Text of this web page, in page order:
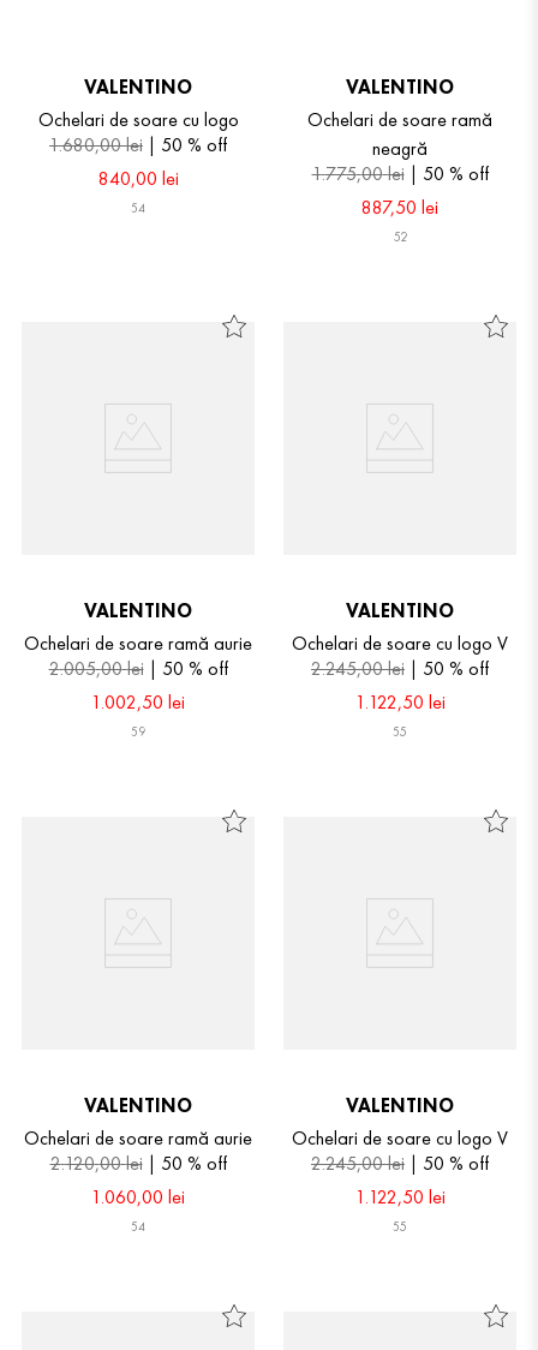
VALENTINO
Ochelari de soare cu logo
1.680,00lei 50 % off
840,00 lei
54
VALENTINO
Ochelari de soare ramă
neagră
1.775,00lei 50 % off
887,50 lei
52
VALENTINO
Ochelari de soare ramă aurie
2.005,00lei 50 % off
1.002,50 lei
59
VALENTINO
Ochelari de soare cu logo V
2.245,00lei 50 % off
1.122,50 lei
55
VALENTINO
Ochelari de soare ramă aurie
2.120,00lei 50 % off
1.060,00 lei
54
VALENTINO
Ochelari de soare cu logo V
2.245,00lei 50 % off
1.122,50 lei
55